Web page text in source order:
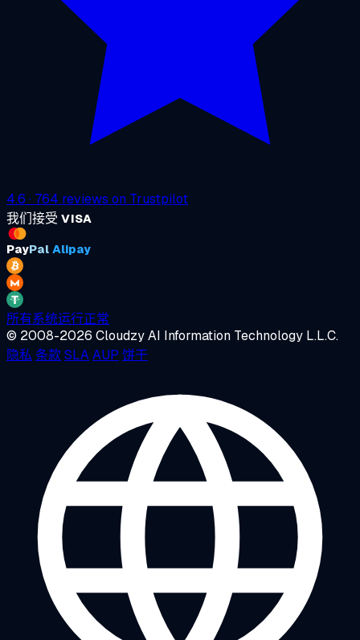
4.6 · 764 reviews on Trustpilot
我们接受 VISA
PayPal Alipay
所有系统运行正常
© 2008-2026 Cloudzy AI Information Technology L.L.C.
隐私 条款SLAAUP 饼干